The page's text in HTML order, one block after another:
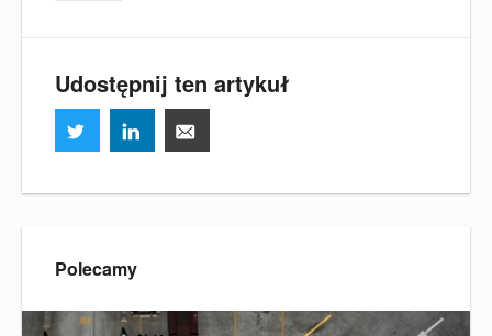
Udostępnij ten artykuł
Polecamy